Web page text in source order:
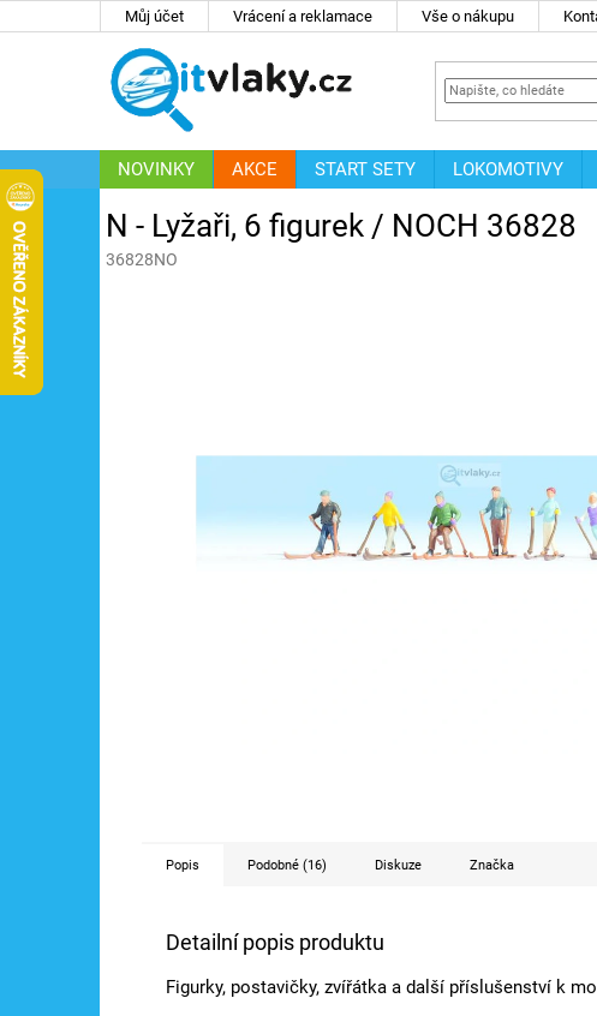
Můj účet Vrácení a reklamace Vše o nákupu
NOVINKY AKCE START SETY LOKOMOTIVY
ZNAČKY
N - Lyžaři, 6 figurek / NOCH 36828
36828NO
Popis Podobné (16) Diskuze Značka
Detailní popis produktu
Figurky, postavičky, zvířátka a další příslušenství k